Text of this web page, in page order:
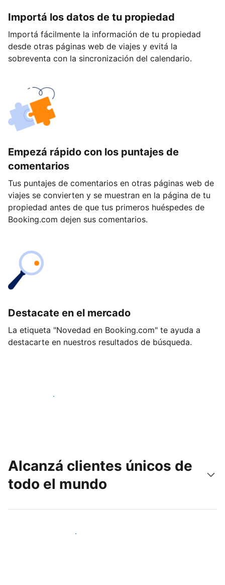
Importá los datos de tu propiedad
Importá fácilmente la información de tu propiedad
desde otras páginas web de viajes y evitá la
sobreventa con la sincronización del calendario.
Empezá rápido con los puntajes de
comentarios
Tus puntajes de comentarios en otras páginas web de
viajes se convierten y se muestran en la página de tu
propiedad antes de que tus primeros huéspedes de
Booking.com dejen sus comentarios.
Destacate en el mercado
La etiqueta "Novedad en Booking.com" te ayuda a
destacarte en nuestros resultados de búsqueda.
Empezá hoy mismo
Alcanzá clientes únicos de
todo el mundo
Llegá a huéspedes nuevos hoy